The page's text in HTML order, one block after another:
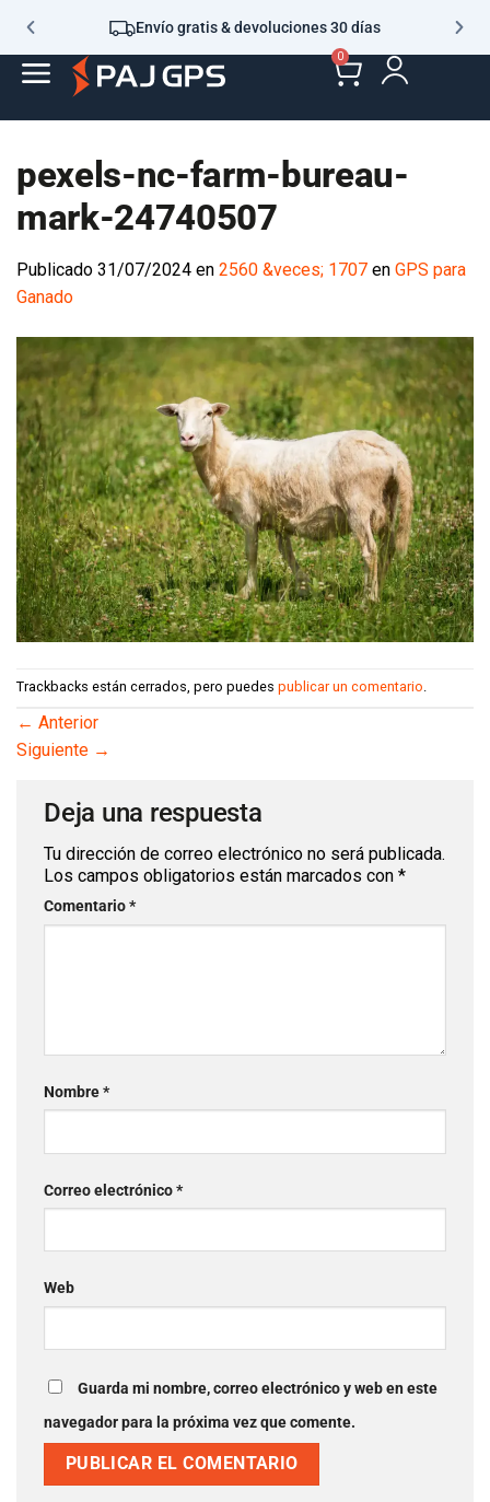
Envío gratis & devoluciones 30 días
0
pexels-nc-farm-bureau-
mark-24740507
Publicado 31/07/2024 en 2560 &veces; 1707 en GPS para
Ganado
Trackbacks están cerrados, pero puedes publicar un comentario.
← Anterior
Siguiente →
Deja una respuesta
Tu dirección de correo electrónico no será publicada.
Los campos obligatorios están marcados con *
Comentario*
Nombre*
Correo electrónico*
Web
Guarda mi nombre, correo electrónico y web en este
navegador para la próxima vez que comente.